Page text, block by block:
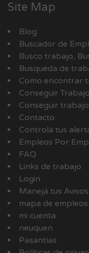
Site Map
Blog
Buscador de
Busco trabajo,
Busqueda de
Como encontrar
Conseguir
Conseguir
Contacto
Controlá tus
Empleos Por
FAQ
Links de trabajo
Login
Manejá tus Avisos
mapa de empleos
mi cuenta
neuquen
Pasantías